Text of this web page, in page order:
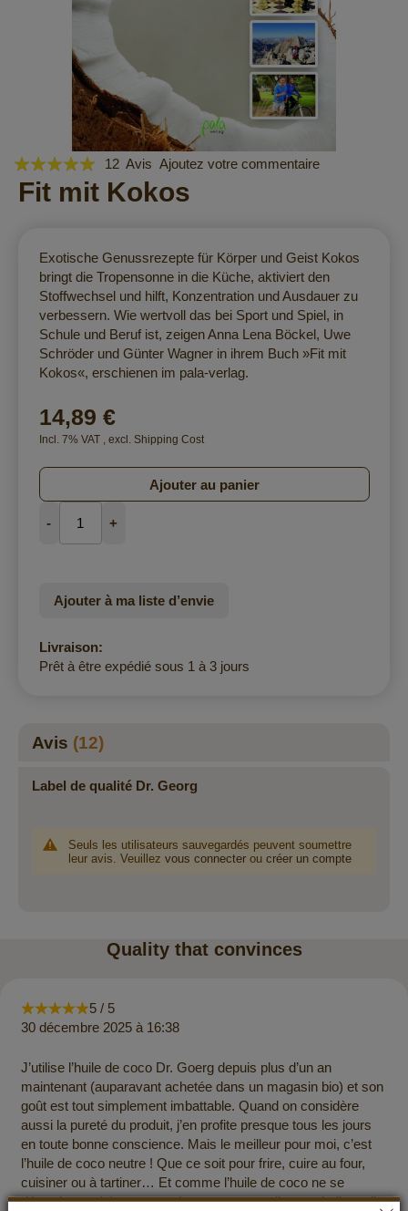
Skip
to
the
images
gallery
Évaluation:
97
% of100
12 Avis Ajoutez votre commentaire
Fit mit Kokos
Exotische Genussrezepte für Körper und Geist Kokos
bringt die Tropensonne in die Küche, aktiviert den
Stoffwechsel und hilft, Konzentration und Ausdauer zu
verbessern. Wie wertvoll das bei Sport und Spiel, in
Schule und Beruf ist, zeigen Anna Lena Böckel, Uwe
Schröder und Günter Wagner in ihrem Buch »Fit mit
Kokos«, erschienen im pala-verlag.
14,89 €
Incl. 7% VAT excl. Shipping Cost
Ajouter au panier
- +
Ajouter à ma liste d’envie
Livraison:
Prêt à être expédié sous 1 à 3 jours
Avis 12
Label de qualité Dr. Georg
Seuls les utilisateurs sauvegardés peuvent soumettre
leur avis. Veuillez vous connecter ou créer un compte
Quality that convinces
5 / 5
30 décembre 2025 à 16:38
J’utilise l’huile de coco Dr. Goerg depuis plus d’un an
maintenant (auparavant achetée dans un magasin bio) et son
goût est tout simplement imbattable. Quand on considère
aussi la pureté du produit, j’en profite presque tous les jours
en toute bonne conscience. Mais le meilleur pour moi, c’est
l’huile de coco neutre ! Que ce soit pour frire, cuire au four,
cuisiner ou à tartiner… Et comme l’huile de coco ne se
dégrade pas à haute température comme d’autres huiles, elle